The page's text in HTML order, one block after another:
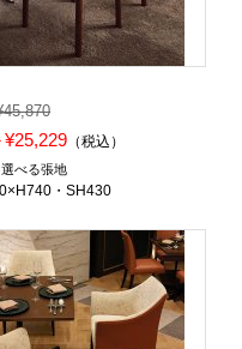
¥25,229（税込）
選べる張地
・SH430